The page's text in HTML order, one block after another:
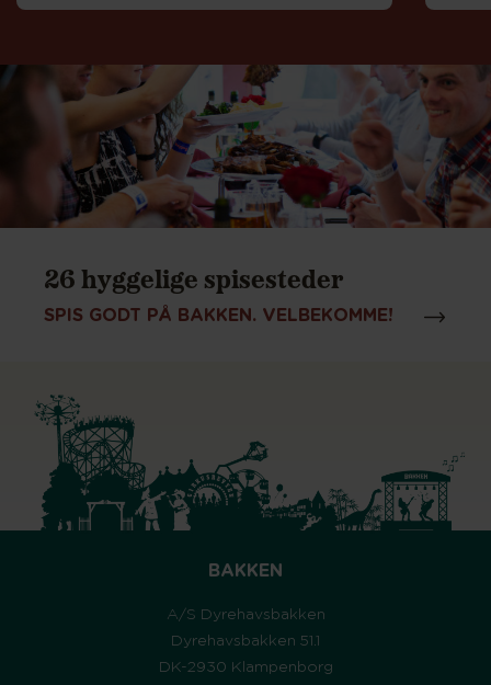
26 hyggelige spisesteder
SPIS GODT PÅ BAKKEN. VELBEKOMME!
BAKKEN
A/S Dyrehavsbakken
Dyrehavsbakken 51.1
DK-2930 Klampenborg